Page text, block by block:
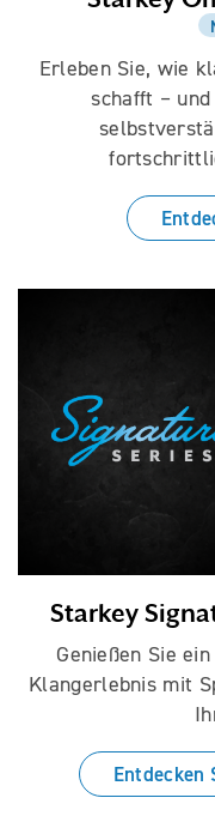
Erleben Sie, wie
schafft –
Starkey
Genießen Sie
Klangerlebnis mit
Entdecken